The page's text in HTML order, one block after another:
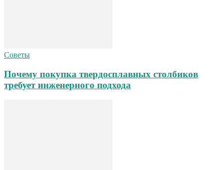
Советы
Почему покупка твердосплавных столбиков
требует инженерного подхода